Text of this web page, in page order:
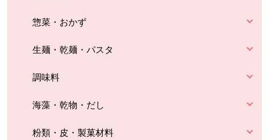
惣菜・おかず
生麺・乾麺・パスタ
調味料
海藻・乾物・だし
粉類・皮・製菓材料